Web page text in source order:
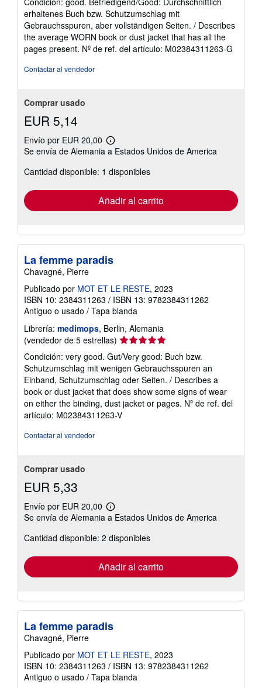
vendedor:
5
de
5
estrellas
erhaltenes Buch bzw. Schutzumschlag mit
Gebrauchsspuren, aber vollständigen Seiten. / Describes
the average WORN book or dust jacket that has all the
pages present. Nº de ref. del artículo: M02384311263-G
Contactar al vendedor
Comprar usado
EUR 5,14
Envío por EUR 20,00
Más
información
las
tarifas
envío
Se envía de Alemania a Estados Unidos de America
Cantidad disponible: 1 disponibles
Añadir al carrito
La femme paradis
Chavagné, Pierre
Publicado por MOT ET LE RESTE, 2023
ISBN 10: 2384311263 / ISBN 13: 9782384311262
Antiguo o usado / Tapa blanda
Librería: medimops, Berlin, Alemania
(vendedor de 5 estrellas) Calificación
del
vendedor:
5
de
5
estrellas
Condición: very good. Gut/Very good: Buch bzw.
Schutzumschlag mit wenigen Gebrauchsspuren an
Einband, Schutzumschlag oder Seiten. / Describes a
book or dust jacket that does show some signs of wear
on either the binding, dust jacket or pages. Nº de ref. del
artículo: M02384311263-V
Contactar al vendedor
Comprar usado
EUR 5,33
Envío por EUR 20,00
Más
información
las
tarifas
envío
Se envía de Alemania a Estados Unidos de America
Cantidad disponible: 2 disponibles
Añadir al carrito
La femme paradis
Chavagné, Pierre
Publicado por MOT ET LE RESTE, 2023
ISBN 10: 2384311263 / ISBN 13: 9782384311262
Antiguo o usado / Tapa blanda